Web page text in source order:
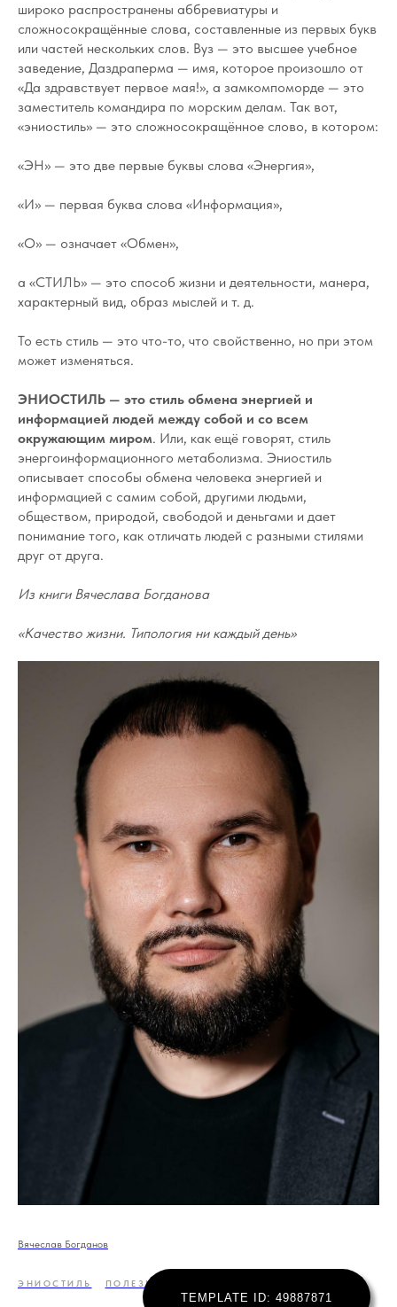
широко распространены аббревиатуры и
сложносокращённые слова, составленные из первых букв
или частей нескольких слов. Вуз — это высшее учебное
заведение, Даздраперма — имя, которое произошло от
«Да здравствует первое мая!», а замкомпоморде — это
заместитель командира по морским делам. Так вот,
«эниостиль» — это сложносокращённое слово, в котором:
«ЭН» — это две первые буквы слова «Энергия»,
«И» — первая буква слова «Информация»,
«О» — означает «Обмен»,
а «СТИЛЬ» — это способ жизни и деятельности, манера,
характерный вид, образ мыслей и т. д.
То есть стиль — это что-то, что свойственно, но при этом
может изменяться.
ЭНИОСТИЛЬ — это стиль обмена энергией и
информацией людей между собой и со всем
окружающим миром. Или, как ещё говорят, стиль
энергоинформационного метаболизма. Эниостиль
описывает способы обмена человека энергией и
информацией с самим собой, другими людьми,
обществом, природой, свободой и деньгами и дает
понимание того, как отличать людей с разными стилями
друг от друга.
Из книги Вячеслава Богданова
«Качество жизни. Типология ни каждый день»
Вячеслав Богданов
ЭНИОСТИЛЬ ПОЛЕЗНО ЗНАТЬ
TEMPLATE ID: 49887871